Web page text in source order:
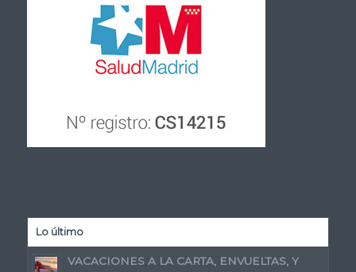
Lo último
VACACIONES A LA CARTA, ENVUELTAS, Y